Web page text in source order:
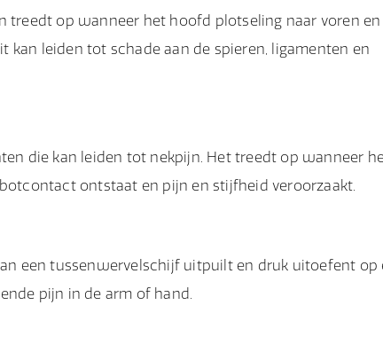
treedt op wanneer het hoofd plotseling naar voren en
leiden tot schade aan de spieren, ligamenten en
die kan leiden tot nekpijn. Het treedt op wanneer
ontstaat en pijn en stijfheid veroorzaakt.
een tussenwervelschijf uitpuilt en druk uitoefent op
pijn in de arm of hand.